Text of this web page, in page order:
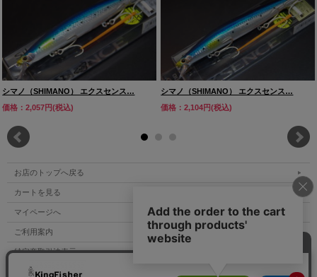
シマノ（SHIMANO） エクスセンス…
価格：2,057円(税込)
シマノ（SHIMANO） エクスセンス…
価格：2,104円(税込)
お店のトップへ戻る
カートを見る
マイページへ
ご利用案内
特定商取引法表示
個人情報の取扱い